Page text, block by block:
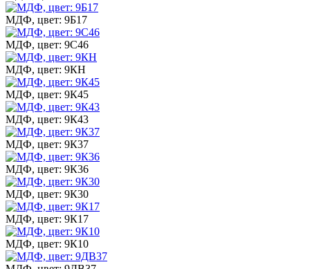
МДФ, цвет: 9Б17
МДФ, цвет: 9С46
МДФ, цвет: 9КН
МДФ, цвет: 9К45
МДФ, цвет: 9К43
МДФ, цвет: 9К37
МДФ, цвет: 9К36
МДФ, цвет: 9К30
МДФ, цвет: 9К17
МДФ, цвет: 9К10